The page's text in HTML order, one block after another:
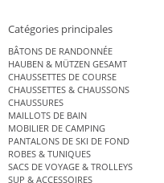
Catégories principales
BÂTONS DE RANDONNÉE
HAUBEN & MÜTZEN GESAMT
CHAUSSETTES DE COURSE
CHAUSSETTES & CHAUSSONS
CHAUSSURES
MAILLOTS DE BAIN
MOBILIER DE CAMPING
PANTALONS DE SKI DE FOND
ROBES & TUNIQUES
SACS DE VOYAGE & TROLLEYS
SUP & ACCESSOIRES